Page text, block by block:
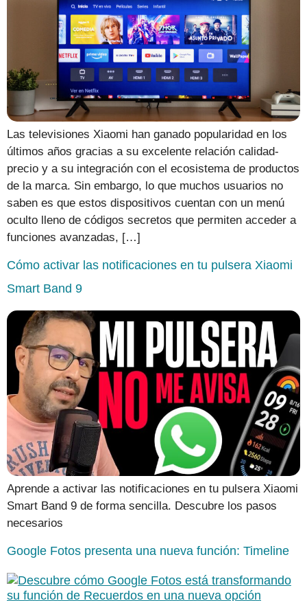
Las televisiones Xiaomi han ganado popularidad en los
últimos años gracias a su excelente relación calidad-
precio y a su integración con el ecosistema de productos
de la marca. Sin embargo, lo que muchos usuarios no
saben es que estos dispositivos cuentan con un menú
oculto lleno de códigos secretos que permiten acceder a
funciones avanzadas, […]
Cómo activar las notificaciones en tu pulsera Xiaomi
Smart Band 9
Aprende a activar las notificaciones en tu pulsera Xiaomi
Smart Band 9 de forma sencilla. Descubre los pasos
necesarios
Google Fotos presenta una nueva función: Timeline